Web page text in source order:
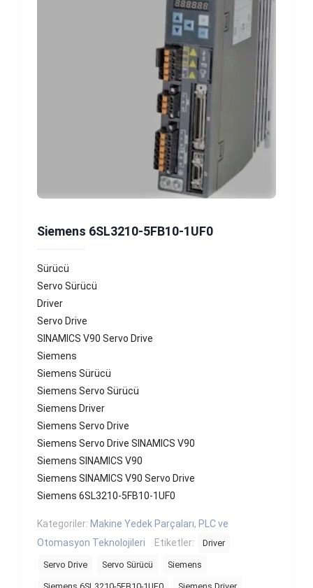
Siemens 6SL3210-5FB10-1UF0
Sürücü
Servo Sürücü
Driver
Servo Drive
SINAMICS V90 Servo Drive
Siemens
Siemens Sürücü
Siemens Servo Sürücü
Siemens Driver
Siemens Servo Drive
Siemens Servo Drive SINAMICS V90
Siemens SINAMICS V90
Siemens SINAMICS V90 Servo Drive
Siemens 6SL3210-5FB10-1UF0
Kategoriler: Makine Yedek Parçaları, PLC ve
Otomasyon Teknolojileri
Etiketler: Driver
Servo Drive Servo Sürücü Siemens